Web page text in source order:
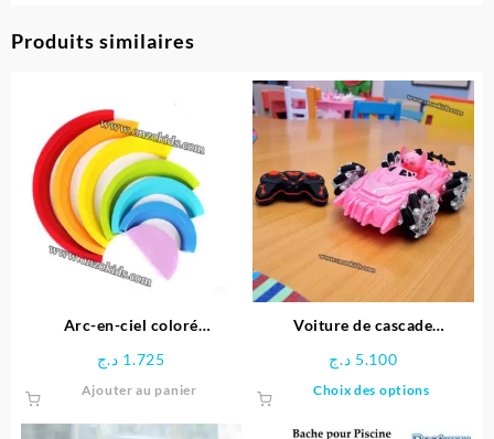
Produits similaires
Arc-en-ciel coloré
1.725 د.ج
Ajouter au panier
Voiture de cascade
5.100 د.ج
Choix des options
a